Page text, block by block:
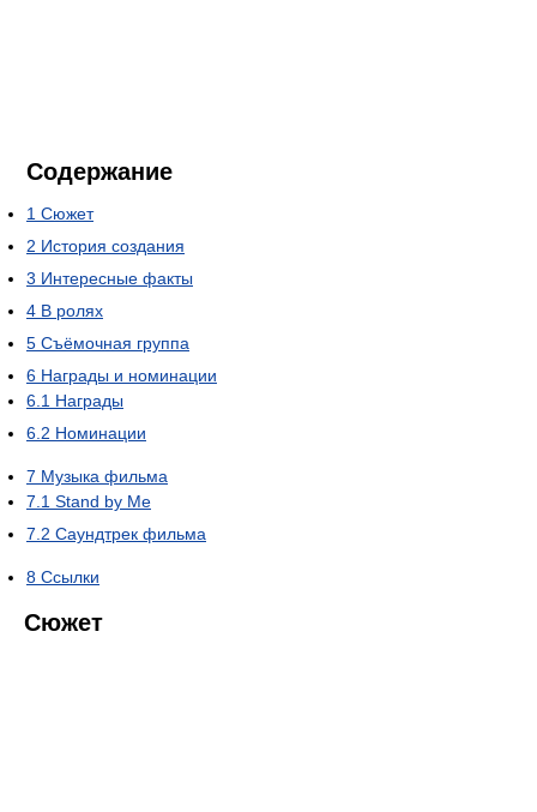
Содержание
1 Сюжет
2 История создания
3 Интересные факты
4 В ролях
5 Съёмочная группа
6 Награды и номинации
6.1 Награды
6.2 Номинации
7 Музыка фильма
7.1 Stand by Me
7.2 Саундтрек фильма
8 Ссылки
Сюжет